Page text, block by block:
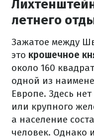
летнего
Зажатое между
это крошечное
около 160
одной из
Европе. Здесь
или крупного
а население
человек. Однако